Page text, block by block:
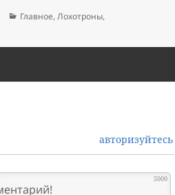
Рубрики
Главное,Лохотроны,
авторизуйтесь
5000